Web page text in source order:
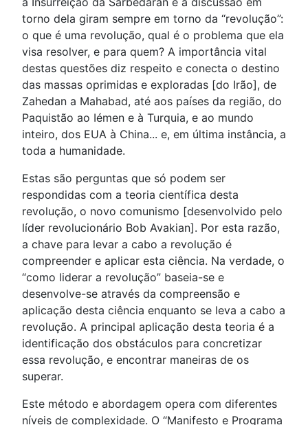
torno dela giram sempre em torno da “revolução”:
o que é uma revolução, qual é o problema que ela
visa resolver, e para quem? A importância vital
destas questões diz respeito e conecta o destino
das massas oprimidas e exploradas [do Irão], de
Zahedan a Mahabad, até aos países da região, do
Paquistão ao Iémen e à Turquia, e ao mundo
inteiro, dos EUA à China... e, em última instância, a
toda a humanidade.
Estas são perguntas que só podem ser
respondidas com a teoria científica desta
revolução, o novo comunismo [desenvolvido pelo
líder revolucionário Bob Avakian]. Por esta razão,
a chave para levar a cabo a revolução é
compreender e aplicar esta ciência. Na verdade, o
“como liderar a revolução” baseia-se e
desenvolve-se através da compreensão e
aplicação desta ciência enquanto se leva a cabo a
revolução. A principal aplicação desta teoria é a
identificação dos obstáculos para concretizar
essa revolução, e encontrar maneiras de os
superar.
Este método e abordagem opera com diferentes
níveis de complexidade. O “Manifesto e Programa